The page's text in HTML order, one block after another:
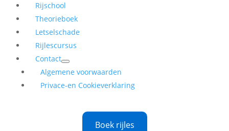
Rijschool
Theorieboek
Letselschade
Rijlescursus
Contact
Algemene voorwaarden
Privace-en Cookieverklaring
Boek rijles